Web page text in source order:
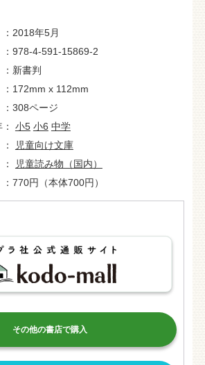
2018年5月
978-4-591-15869-2
新書判
172mm x 112mm
308ページ
小5 小6 中学
児童向け文庫
児童読み物（国内）
770円（本体700円）
その他の書店で購入